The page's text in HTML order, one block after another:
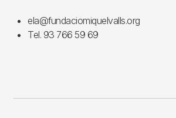
ela@fundaciomiquelvalls.org
Tel. 93 766 59 69